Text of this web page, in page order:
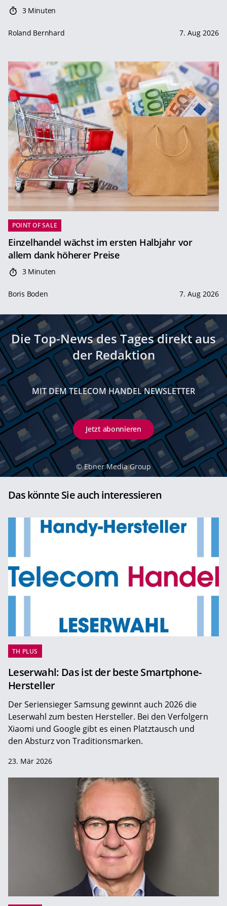
3 Minuten
Roland Bernhard 7. Aug 2026
POINT OF SALE
Einzelhandel wächst im ersten Halbjahr vor
allem dank höherer Preise
3 Minuten
Boris Boden 7. Aug 2026
Die Top-News des Tages direkt aus
der Redaktion
MIT DEM TELECOM HANDEL NEWSLETTER
Jetzt abonnieren
© Ebner Media Group
Das könnte Sie auch interessieren
TH PLUS
Leserwahl: Das ist der beste Smartphone-
Hersteller
Der Seriensieger Samsung gewinnt auch 2026 die
Leserwahl zum ­besten Hersteller. Bei den Verfolgern
Xiaomi und Google gibt es einen Platztausch und
den Absturz von Traditionsmarken.
23. Mär 2026